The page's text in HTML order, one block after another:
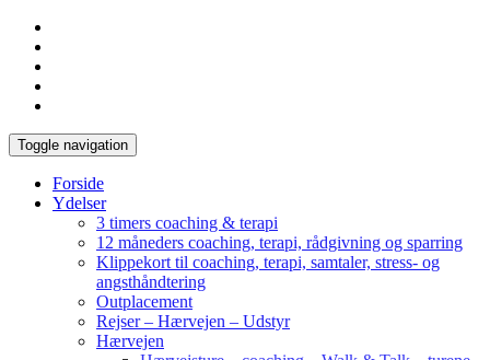
Toggle navigation
Forside
Ydelser
3 timers coaching & terapi
12 måneders coaching, terapi, rådgivning og sparring
Klippekort til coaching, terapi, samtaler, stress- og
angsthåndtering
Outplacement
Rejser – Hærvejen – Udstyr
Hærvejen